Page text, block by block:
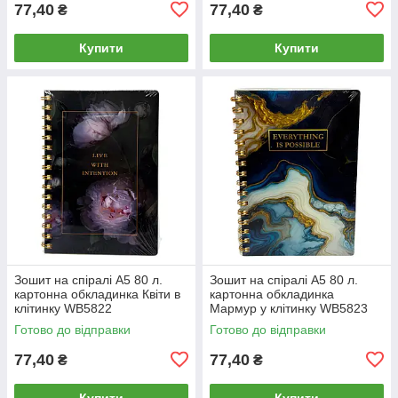
77,40 ₴
Купити
77,40 ₴
Купити
Зошит на спіралі А5 80 л.
картонна обкладинка Квіти в
клітинку WB5822
Готово до відправки
77,40 ₴
Зошит на спіралі А5 80 л.
картонна обкладинка
Мармур у клітинку WB5823
Готово до відправки
77,40 ₴